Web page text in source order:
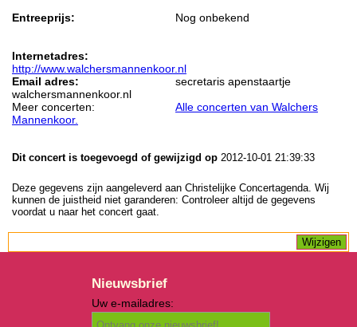
Entreeprijs:
Nog onbekend
Internetadres:
http://www.walchersmannenkoor.nl
Email adres:
secretaris apenstaartje
walchersmannenkoor.nl
Meer concerten:
Alle concerten van Walchers
Mannenkoor.
Dit concert is toegevoegd of gewijzigd op 2012-10-01 21:39:33
Deze gegevens zijn aangeleverd aan Christelijke Concertagenda. Wij
kunnen de juistheid niet garanderen: Controleer altijd de gegevens
voordat u naar het concert gaat.
Nieuwsbrief
Uw e-mailadres: